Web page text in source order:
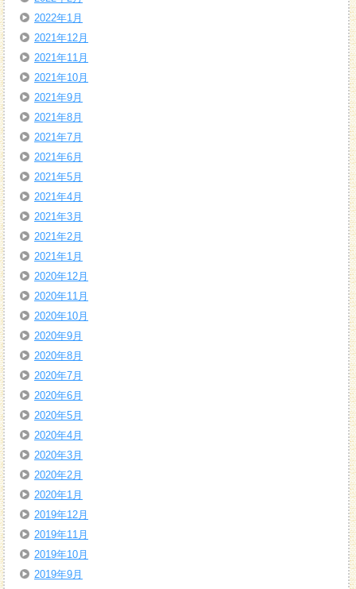
2022年1月
2021年12月
2021年11月
2021年10月
2021年9月
2021年8月
2021年7月
2021年6月
2021年5月
2021年4月
2021年3月
2021年2月
2021年1月
2020年12月
2020年11月
2020年10月
2020年9月
2020年8月
2020年7月
2020年6月
2020年5月
2020年4月
2020年3月
2020年2月
2020年1月
2019年12月
2019年11月
2019年10月
2019年9月